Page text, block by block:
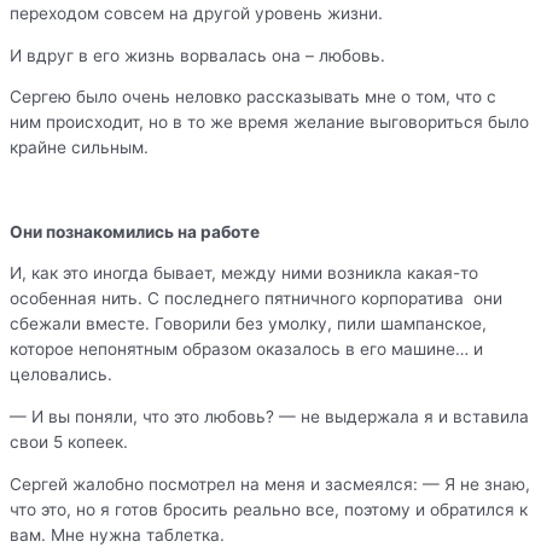
переходом совсем на другой уровень жизни.
И вдруг в его жизнь ворвалась она – любовь.
Сергею было очень неловко рассказывать мне о том, что с
ним происходит, но в то же время желание выговориться было
крайне сильным.
Они познакомились на работе
И, как это иногда бывает, между ними возникла какая-то
особенная нить. С последнего пятничного корпоратива они
сбежали вместе. Говорили без умолку, пили шампанское,
которое непонятным образом оказалось в его машине… и
целовались.
— И вы поняли, что это любовь? — не выдержала я и вставила
свои 5 копеек.
Сергей жалобно посмотрел на меня и засмеялся: — Я не знаю,
что это, но я готов бросить реально все, поэтому и обратился к
вам. Мне нужна таблетка.